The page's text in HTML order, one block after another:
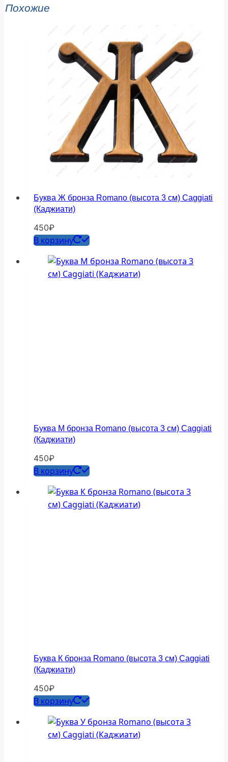
Похожие
Буква Ж бронза Romano (высота 3 см) Caggiati
(Каджиати)
450₽
В корзину
Буква М бронза Romano (высота 3 см) Caggiati
(Каджиати)
450₽
В корзину
Буква К бронза Romano (высота 3 см) Caggiati
(Каджиати)
450₽
В корзину